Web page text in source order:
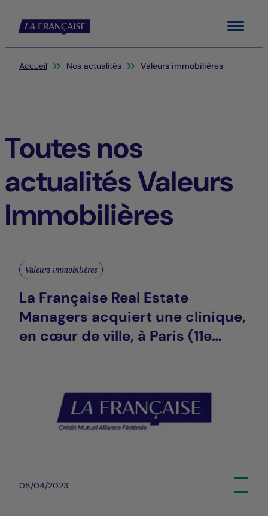
Menu
Vous êtes ici:
Accueil Nos actualités Valeurs immobilières
Toutes nos
actualités Valeurs
Immobilières
Valeurs immobilières
La Française Real Estate
Managers acquiert une clinique,
en cœur de ville, à Paris (11e
05/04/2023